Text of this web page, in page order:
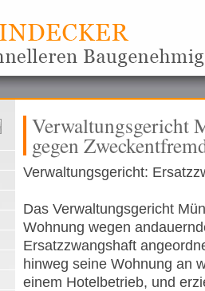
Verwaltungsgericht
gegen
Verwaltungsgericht:
Das Verwaltungsgericht
Wohnung wegen
Ersatzzwangshaft
hinweg seine Wohnung an
einem Hotelbetrieb, und